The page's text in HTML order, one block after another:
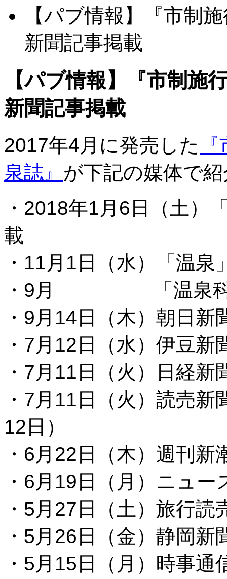
【パブ情報】『市制
新聞記事掲載
【パブ情報】『市制
新聞記事掲載
2017年4月に発売した
泉誌』 が下記の媒体で
・2018年1月6日（土
載
・11月1日（水）「温
・9月 「温泉科
・9月14日（木）朝日
・7月12日（水）伊豆
・7月11日（火）日経
・7月11日（火）読売
12日）
・6月22日（木）週刊
・6月19日（月）ニュー
・5月27日（土）旅行
・5月26日（金）静岡
・5月15日（月）時事